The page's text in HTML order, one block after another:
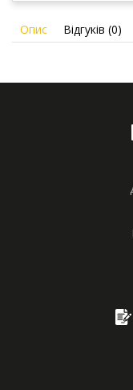
Опис Відгуків (0)